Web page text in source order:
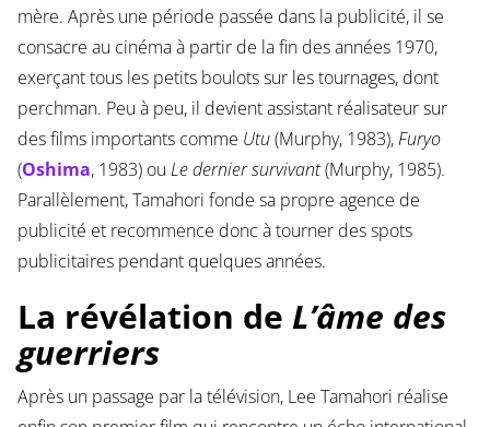
mère. Après une période passée dans la publicité, il se
consacre au cinéma à partir de la fin des années 1970,
exerçant tous les petits boulots sur les tournages, dont
perchman. Peu à peu, il devient assistant réalisateur sur
des films importants comme Utu(Murphy, 1983),Furyo
(Oshima, 1983) ou Le dernier survivant(Murphy, 1985).
Parallèlement, Tamahori fonde sa propre agence de
publicité et recommence donc à tourner des spots
publicitaires pendant quelques années.
La révélation de L’âme des
guerriers
Après un passage par la télévision, Lee Tamahori réalise